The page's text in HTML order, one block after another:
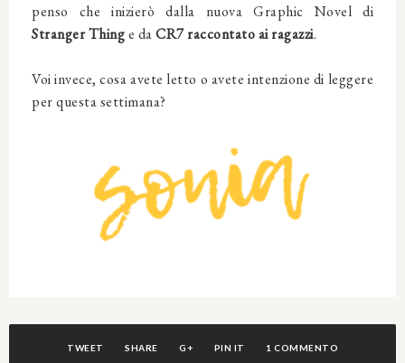
penso che inizierò dalla nuova Graphic Novel di
Stranger Thinge daCR7 raccontato ai ragazzi.
Voi invece, cosa avete letto o avete intenzione di leggere
per questa settimana?
TWEET SHARE G+ PIN IT 1 COMMENTO